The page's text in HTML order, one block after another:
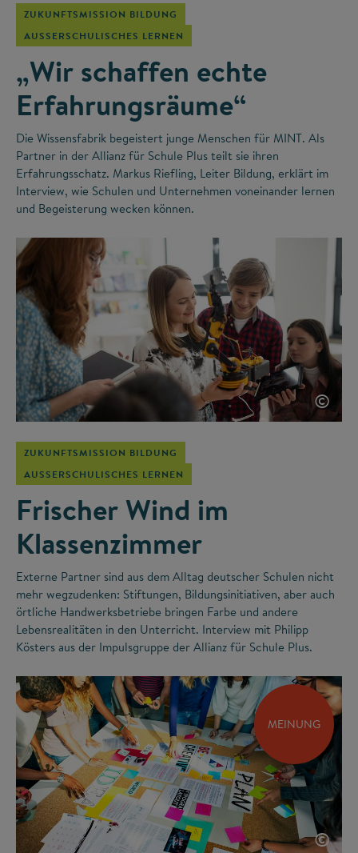
ZUKUNFTSMISSION BILDUNG
AUSSERSCHULISCHES LERNEN
„Wir schaffen echte
Erfahrungsräume“
Die Wissensfabrik begeistert junge Menschen für MINT. Als
Partner in der Allianz für Schule Plus teilt sie ihren
Erfahrungsschatz. Markus Riefling, Leiter Bildung, erklärt im
Interview, wie Schulen und Unternehmen voneinander lernen
und Begeisterung wecken können.
©
ZUKUNFTSMISSION BILDUNG
AUSSERSCHULISCHES LERNEN
Frischer Wind im
Klassenzimmer
Externe Partner sind aus dem Alltag deutscher Schulen nicht
mehr wegzudenken: Stiftungen, Bildungsinitiativen, aber auch
örtliche Handwerksbetriebe bringen Farbe und andere
Lebensrealitäten in den Unterricht. Interview mit Philipp
Kösters aus der Impulsgruppe der Allianz für Schule Plus.
MEINUNG
©